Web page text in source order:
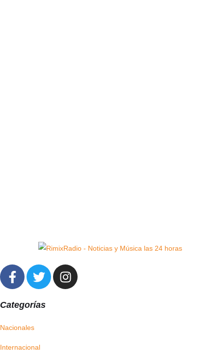
Categorías
Nacionales
Internacional